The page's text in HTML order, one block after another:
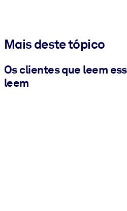
Mais deste tópico
Os clientes que leem
leem